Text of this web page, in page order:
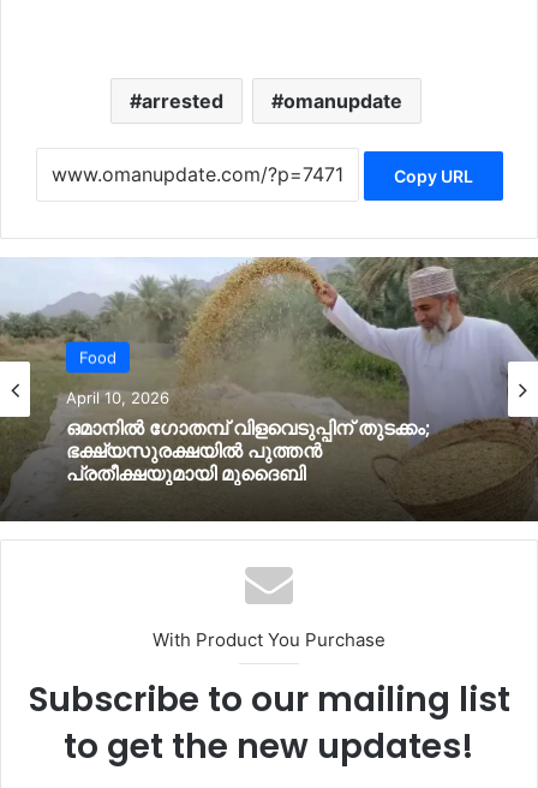
arrested omanupdate
Copy URL
Food
April 10, 2026
ഒമാനില്‍ ഗോതമ്പ് വിളവെടുപ്പിന് തുടക്കം;
ഭക്ഷ്യസുരക്ഷയില്‍ പുത്തൻ
പ്രതീക്ഷയുമായി മുദൈബി
With Product You Purchase
Subscribe to our mailing list
to get the new updates!